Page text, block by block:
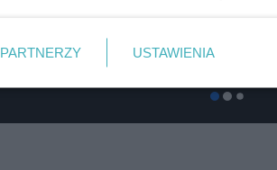
PARTNERZY USTAWIENIA